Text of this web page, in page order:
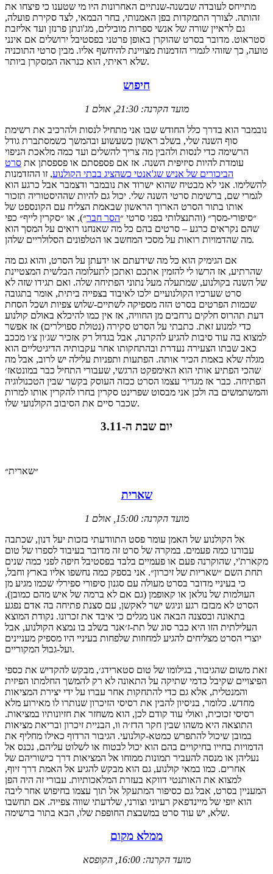
מתייחס לעובדה שבשנה-שנתיים האחרונות היו מי שטענו כי פיצחו את
זהותה. לצורך התמקדות בפן האמנותי, בחר הבמאי, לצד סקירת פועלה,
גם לראיין שורה של אנשי ספרות מובילים, מג'ונתן פרנזן ועד אליזבת
סטראוט. מדובר בסרט שהוקרן באופן פרטני בפסטיבל ירושלים אם אינני
טועה, כך שזוהי לגמרי הזדמנות מצויינת להיחשף אליו. מבין סרטי התוכניה
שלא ראיתי, הוא כנראה המסקרן ביותר.
חיפוש
מועד הקרנה: 21:30, אולם 1
נובמבר הוא בדרך כלל החודש שבו אני מתחיל לנסות ולהרכיב את רשימת
סוף השנה שלי, בשלב ראשון כשעשוע ובהמשך כשמסתברת גודל
הרשימה כדי לנסות ולהבין מה צריך להשלים ועד כמה מלאכת הניפוי
עומדת להיות סיזיפית השנה. אז אם פספסתם או פספסתן את סרט
הביכורים של אניש שג'אנטי כשהציג בבתי הקולנוע, זו ההזדמנות
להשלימו. אני לא מבטיח שהוא ישרוד את נובמבר ודצמבר אבל כרגע הוא
לגמרי שם, ברשימת סרטי השנה שלי. יכול גם להיות שההיסטוריה תזכור
אותו בתור הסרט הארוך הראשון שבאמת הצליח עם הקונספט של
״סיפורי-מסך״ (והתנצלותי בפני סרטי ״הסר חבר״), או ״סקרין לייף״ כפי
שהם נקראים כרגע – סרטים בהם כל מה שאנחנו רואים על המסך הוא
מה שהדמויות רואות על מסכי המחשב או הטלפונים הסלולריים שלהן.
אם הגימיק הוא כל מה שידעתם או ידעתן על הסרט, והוא גם מה
שהרתיע, אז הרשו לי להזמין אתכם ואתכן לתעלומה הבלשית המצטיינת
של השנה בקולנוע, שמתעלה מעל נתוני הפתיחה שלה. ואם תגידו שזה לא
סרט שערכיו הקולנועיים ילכו לאיבוד בצפייה ביתית, אומר בתגובה
שכמות הפרטים בסרט הזה מספיקה לשתיים-שלוש צפיות ושכל הסחת
דעת תהרוס חלקים נרחבים מן החוויה, אז אין כמו להיכלא באולם קולנוע
כדי למנוע זאת. כתבתי על הסרט סקירה (נטולת ספוילרים) אז אפשר
למצוא בה עוד סיבות להגיע להקרנה, אבל בגדול רק אזכיר שג׳ון צ׳ו מככב
כאב שבתו הצעירה נעדרת ובהתחקותו אחר עקבותיה הדיגיטליים הוא
מגלה שלא באמת הכיר אותה. הפתעות ותפניות עלילה יש לרוב, אבל מה
שהכי הפתיע אותי הוא האימפקט הרגשי, שעבורי התחיל כבר במונטאז׳
הפתיחה. כבר אז מגדיר עצמו הסרט ככזה העוסק בקשר שבין הטכנולוגיה
והמשתמשים בה ולכן אני מבסוט שפרינט סקרין בחרו להקרין אותו למרות
שכבר סיים את הסיבוב הקולנועי שלו.
יום שבת ה-3.11
״שארית״
שארית
מועד הקרנה: 15:00, אולם 1
אל הקולנוע של האמן עומר פסט התוודעתי בזכות יעל דנון, שכתבה
עבורנו כמה פעמים. במקרה של סרט זה מדובר בעיבוד לספרו של טום
מקארת'י, שהוקרנה פעם או פעמיים בלבד בפסטיבל חיפה לפני כמה שנים
תחת השם ״שאריות של זיכרון״. אני בספק כמה נחשפו אליו בארץ וחבל,
כי בעיניי מדובר בסרט מעולה עם סגנון סיפורי ספירלי שכמו מגיע מן
העולמות של נולאן או קאופמן (גם אם לא ברמה של איש מהם כמובן).
הסרט לא מבזבז רגע וניגש ישר לאקשן, עם סצנת פתיחה בה אדם נפגע
בתאונה ובסצנה הבאה אנו מגלים כי איבד את זכרונו. נקודת המוצא
העלילתית הזו היא כבר סוג של תת-ז׳אנר בשלב בו נמצא הקולנוע, אבל
יוצרי הסרט מצליחים להגיע למחוזות שלפחות בעיניי היו מספיק מעניינים
ועל-גבול המקוריים.
זאת משום שהגיבור, בגילומו של טום סטארידג׳, מבקש להקדיש את כספי
הפיצויים שקיבל כדמי שתיקה על התאונה לא רק להמשך החלמתו הפיזית
והמנטלית, אלא גם כדי להתחקות אחר עברו על ידי יצירת המציאות
מחדש. כלומר, בניסיון להבין את רסיסי הזיכרון שנותרו לו מאירוע מלא
רסיסי זכוכית, ואולי עוד קודם לכן, הוא משחזר את חזיונותיו במציאות.
התוצאה היא משהו שבין חקר הדז׳ה וו, הבניית זיכרון ובריאת מציאות
במובן שיכול להתפרש כמטא-קולנועי. הגיבור הרדוף כאילו מחליף את
הדמויות בחייו בחיקויים בהם הוא יכול לבטוח או לשלוט עליהם, נכנס אל
נעליהן או מנסה להעביר תמונות ממוחו אל המציאות דרך כישוריהם של
אחרים. כמו במאי קולנוע, גם הוא מבקש להגיע אל האמת דרך זיוף,
למצוא את האותנטי דווקא בעזרת המלאכותיות. עבורי זה היה הפן
המעניין בסרט, אבל גם כסיפור המתעקל אל תוך עצמו בחיפוש אחר ליבה
הוא יופי של מיינדפאק רעיוני וצורני, שלדעתי שווה צפייה. אם תחשבו
שלא, יש עוד סרט במשבצת החופפת שלו, הבא בתור ברשימה.
ממלא מקום
מועד הקרנה: 16:00, הקופסא